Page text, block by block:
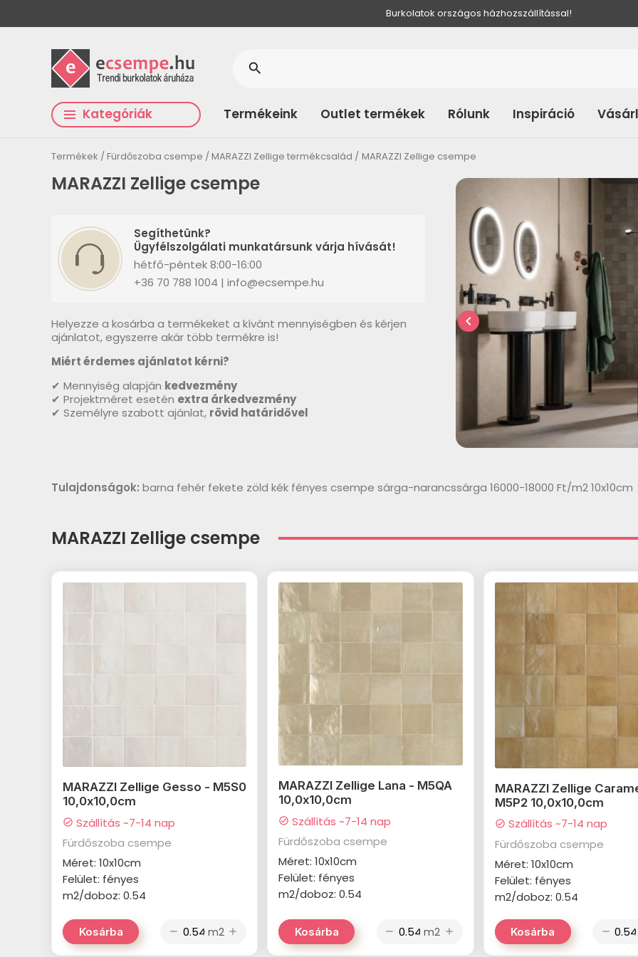
Burkolatok országos házhozszállítással!
Kategóriák Termékeink Outlet termékek Rólunk Inspiráció
search
Termékek Fürdőszoba csempe MARAZZI Zellige termékcsalád MARAZZI Zellige csempe
MARAZZI Zellige csempe
Segíthetünk?
Ügyfélszolgálati munkatársunk várja hívását!
hétfő-péntek 8:00-16:00
+36 70 788 1004 | info@ecsempe.hu
Helyezze a kosárba a termékeket a kívánt mennyiségben és kérjen
ajánlatot, egyszerre akár több termékre is!
Miért érdemes ajánlatot kérni?
✔ Mennyiség alapján kedvezmény
✔ Projektméret esetén extra árkedvezmény
✔ Személyre szabott ajánlat, rövid határidővel
chevron_left
Tulajdonságok: barna fehér fekete zöld kék fényes csempe sárga-narancssárga 16000-18000 Ft/m2 10x10cm
MARAZZI Zellige csempe
MARAZZI Zellige Gesso - M5S0
10,0x10,0cm
check_circle Szállítás ~7-14 nap
Fürdőszoba csempe
Méret: 10x10cm
Felület: fényes
m2/doboz: 0.54
Kosárba remove m2 add
MARAZZI Zellige Lana - M5QA
10,0x10,0cm
check_circle Szállítás ~7-14 nap
Fürdőszoba csempe
Méret: 10x10cm
Felület: fényes
m2/doboz: 0.54
Kosárba remove m2 add
MARAZZI Zellige
M5P2 10,0x10,0cm
check_circle Szállítás ~7-14 nap
Fürdőszoba csempe
Méret: 10x10cm
Felület: fényes
m2/doboz: 0.54
Kosárba remove